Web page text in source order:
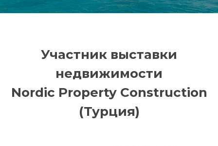
Участник выставки
недвижимости
Nordic Property Construction
(Турция)